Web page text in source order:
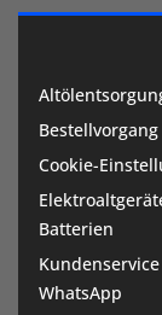
Bestellvorgang
Cookie-
Batterien
WhatsApp